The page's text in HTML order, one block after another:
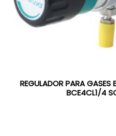
REGULADOR PARA GASES
BCE4CL1/4